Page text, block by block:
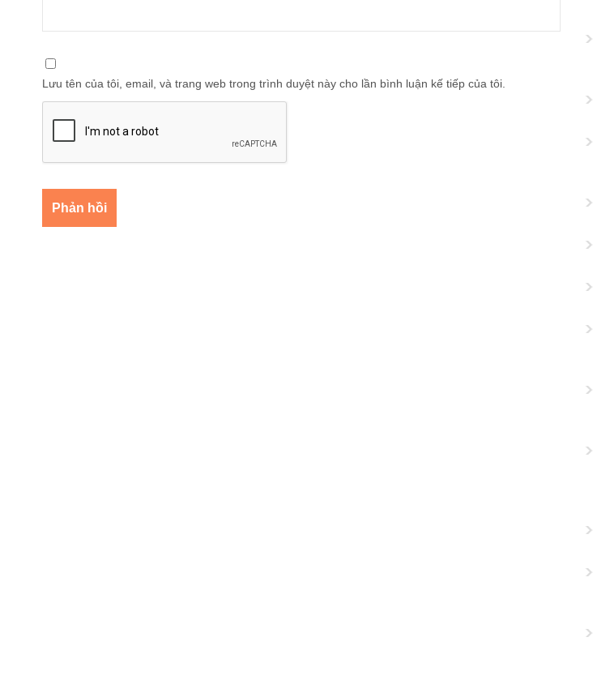
Lưu tên của tôi, email, và trang web trong trình duyệt này cho lần bình luận kế tiếp của tôi.